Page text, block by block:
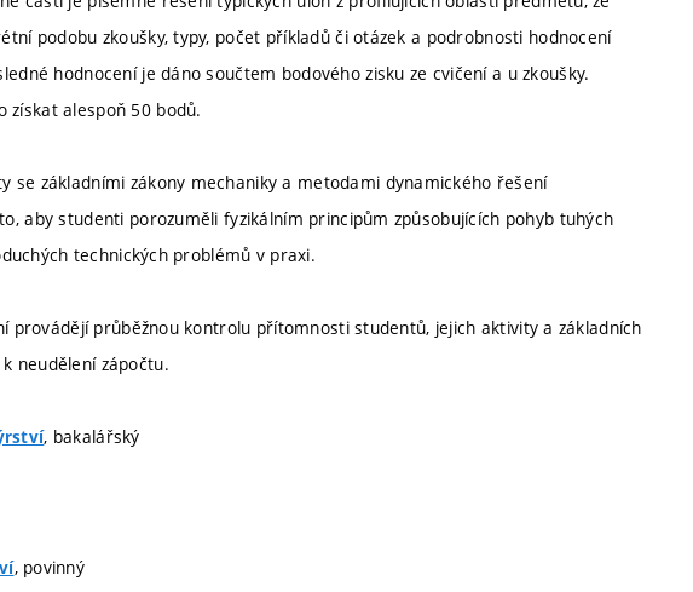
podobu zkoušky, typy, počet příkladů či otázek a podrobnosti hodnocení
hodnocení je dáno součtem bodového zisku ze cvičení a u zkoušky.
získat alespoň 50 bodů.
se základními zákony mechaniky a metodami dynamického řešení
aby studenti porozuměli fyzikálním principům způsobujících pohyb tuhých
technických problémů v praxi.
provádějí průběžnou kontrolu přítomnosti studentů, jejich aktivity a základních
neudělení zápočtu.
, bakalářský
, povinný